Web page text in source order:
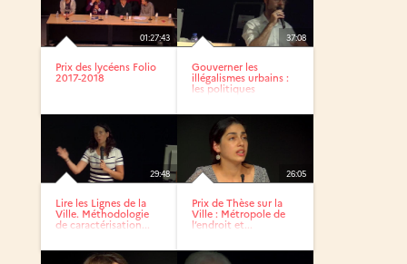
01:27:43
Prix des lycéens Folio
2017-2018
37:08
Gouverner les
illégalismes urbains :
les politiques
29:48
Lire les Lignes de la
Ville. Méthodologie
de caractérisation...
26:05
Prix de Thèse sur la
Ville : Métropole de
l’endroit et...